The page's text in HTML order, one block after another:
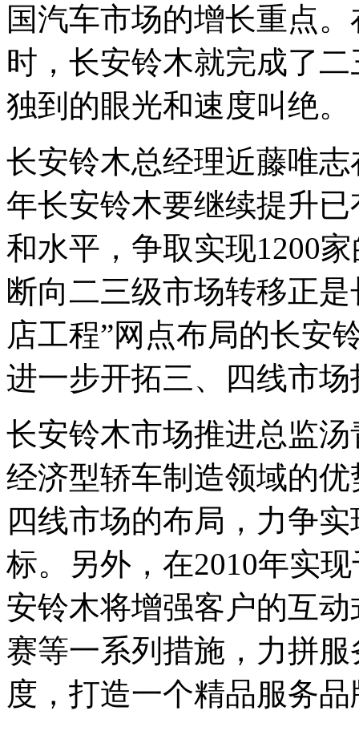
国汽车市场的增长重点
时，长安铃木就完成了
独到的眼光和速度叫绝。
长安铃木总经理近藤唯
年长安铃木要继续提升
和水平，争取实现1200
断向二三级市场转移正
店工程”网点布局的长安
进一步开拓三、四线市
长安铃木市场推进总监
经济型轿车制造领域的
四线市场的布局，力争
标。另外，在2010年实
安铃木将增强客户的互
赛等一系列措施，力拼
度，打造一个精品服务品